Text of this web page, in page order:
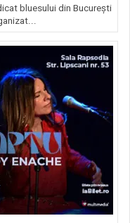
bluesului din Bucureşti